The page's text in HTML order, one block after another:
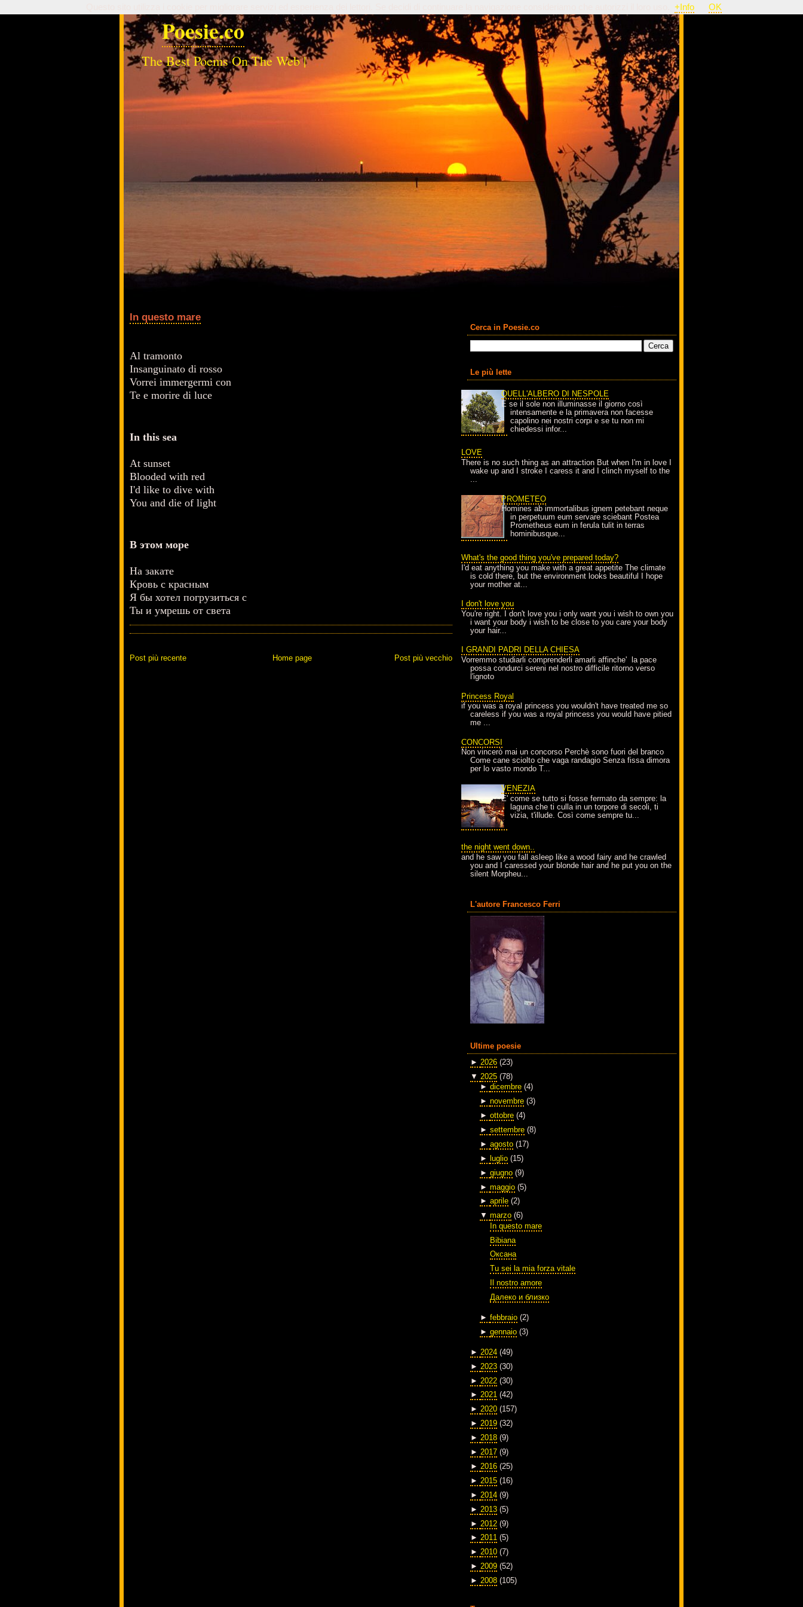
Poesie.co
The Best Poems On The Web |
In questo mare
Al tramonto
Insanguinato di rosso
Vorrei immergermi con
Te e morire di luce
In this sea
At sunset
Blooded with red
I'd like to dive with
You and die of light
В этом море
На закате
Кровь с красным
Я бы хотел погрузиться с
Ты и умрешь от света
Post più recente Post più vecchio
Home page
Cerca in Poesie.co
Le più lette
QUELL'ALBERO DI NESPOLE
E se il sole non illuminasse il giorno così
intensamente e la primavera non facesse
capolino nei nostri corpi e se tu non mi
chiedessi infor...
LOVE
There is no such thing as an attraction But when I'm in love I
wake up and I stroke I caress it and I clinch myself to the
...
PROMETEO
Homines ab immortalibus ignem petebant neque
in perpetuum eum servare sciebant Postea
Prometheus eum in ferula tulit in terras
hominibusque...
What's the good thing you've prepared today?
I'd eat anything you make with a great appetite The climate
is cold there, but the environment looks beautiful I hope
your mother at...
I don't love you
You're right. I don't love you i only want you i wish to own you
i want your body i wish to be close to you care your body
your hair...
I GRANDI PADRI DELLA CHIESA
Vorremmo studiarli comprenderli amarli affinche' la pace
possa condurci sereni nel nostro difficile ritorno verso
l'ignoto
Princess Royal
if you was a royal princess you wouldn't have treated me so
careless if you was a royal princess you would have pitied
me ...
CONCORSI
Non vincerò mai un concorso Perchè sono fuori del branco
Come cane sciolto che vaga randagio Senza fissa dimora
per lo vasto mondo T...
VENEZIA
E' come se tutto si fosse fermato da sempre: la
laguna che ti culla in un torpore di secoli, ti
vizia, t'illude. Così come sempre tu...
the night went down..
and he saw you fall asleep like a wood fairy and he crawled
you and I caressed your blonde hair and he put you on the
silent Morpheu...
L'autore Francesco Ferri
Ultime poesie
► 2026 (23)
▼ 2025 (78)
► dicembre (4)
► novembre (3)
► ottobre (4)
► settembre (8)
► agosto (17)
► luglio (15)
► giugno (9)
► maggio (5)
► aprile (2)
▼ marzo (6)
In questo mare
Bibiana
Оксана
Tu sei la mia forza vitale
Il nostro amore
Далеко и близко
► febbraio (2)
► gennaio (3)
► 2024 (49)
► 2023 (30)
► 2022 (30)
► 2021 (42)
► 2020 (157)
► 2019 (32)
► 2018 (9)
► 2017 (9)
► 2016 (25)
► 2015 (16)
► 2014 (9)
► 2013 (5)
► 2012 (9)
► 2011 (5)
► 2010 (7)
► 2009 (52)
► 2008 (105)
+Info OK